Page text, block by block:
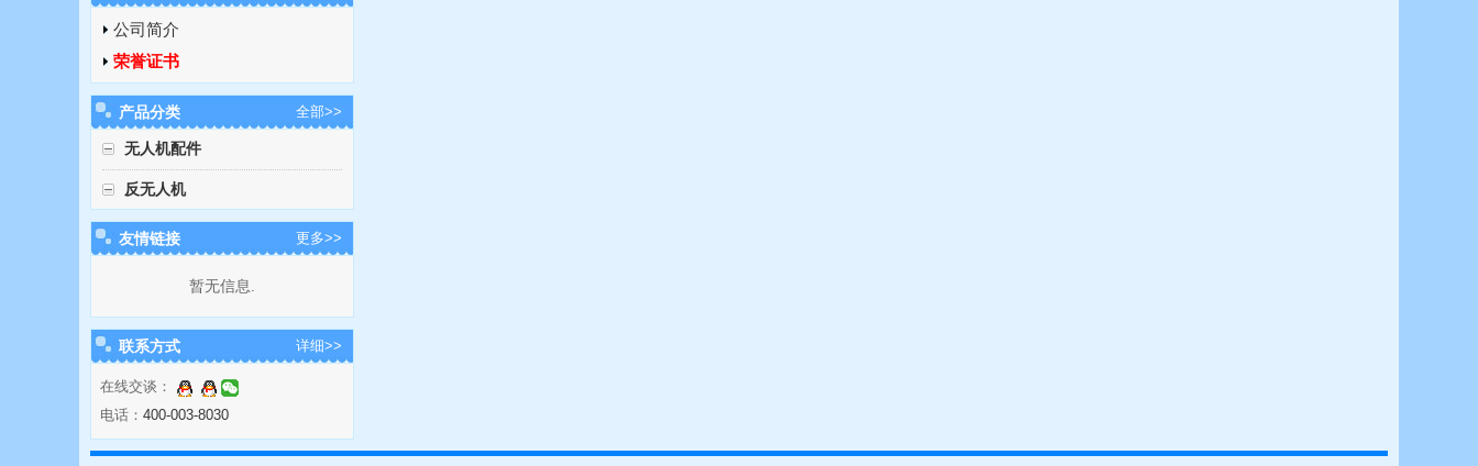
公司简介
荣誉证书
产品分类 全部>>
无人机配件
反无人机
友情链接 更多>>
暂无信息.
联系方式 详细>>
在线交谈：
电话： 400-003-8030